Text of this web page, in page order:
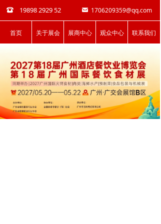
뀰 낂 1706209359@qq.com
19898 2929 52
首页 关于展会 展商中心 观众中心 联系我们